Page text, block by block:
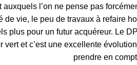
l’on ne pense pas
vie, le peu de travaux à refaire
plus pour un futur acquéreur. Le
et c’est une excellente
prendre en